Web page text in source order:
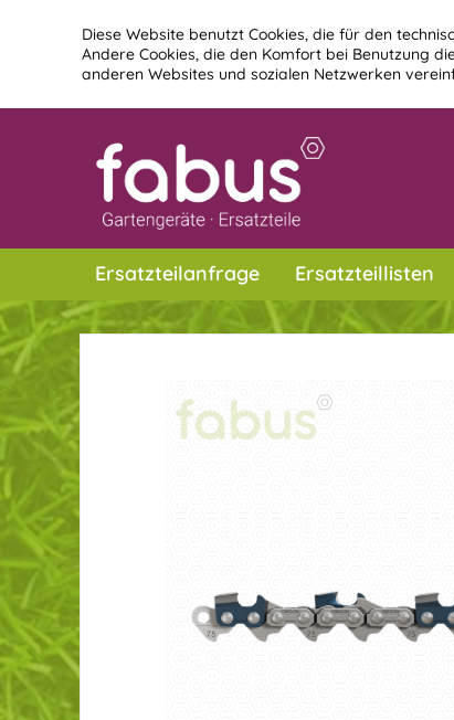
Diese Website benutzt Cookies, die für den
Andere Cookies, die den Komfort bei Benutzung
anderen Websites und sozialen Netzwerken
Ersatzteilanfrage Ersatzteillisten